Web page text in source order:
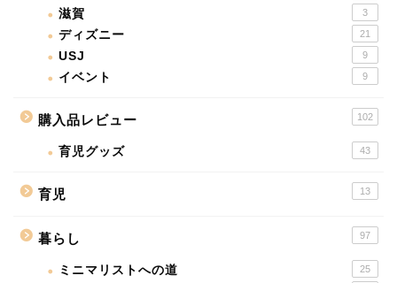
滋賀 3
ディズニー 21
USJ 9
イベント 9
購入品レビュー 102
育児グッズ 43
育児 13
暮らし 97
ミニマリストへの道 25